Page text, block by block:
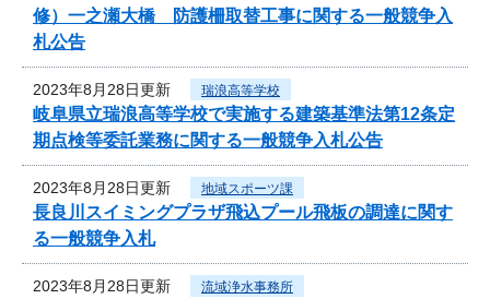
修）一之瀬大橋 防護柵取替工事に関する一般競争入
札公告
2023年8月28日更新 瑞浪高等学校
岐阜県立瑞浪高等学校で実施する建築基準法第12条定
期点検等委託業務に関する一般競争入札公告
2023年8月28日更新 地域スポーツ課
長良川スイミングプラザ飛込プール飛板の調達に関す
る一般競争入札
2023年8月28日更新 流域浄水事務所